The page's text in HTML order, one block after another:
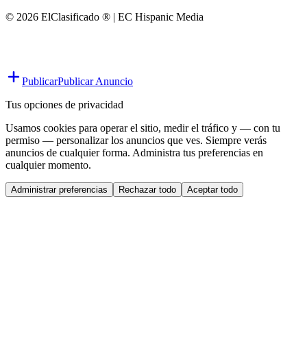
© 2026 ElClasificado ® | EC Hispanic Media
PublicarPublicar Anuncio
Tus opciones de privacidad
Usamos cookies para operar el sitio, medir el tráfico y — con tu
permiso — personalizar los anuncios que ves. Siempre verás
anuncios de cualquier forma. Administra tus preferencias en
cualquier momento.
Administrar preferencias Rechazar todo Aceptar todo